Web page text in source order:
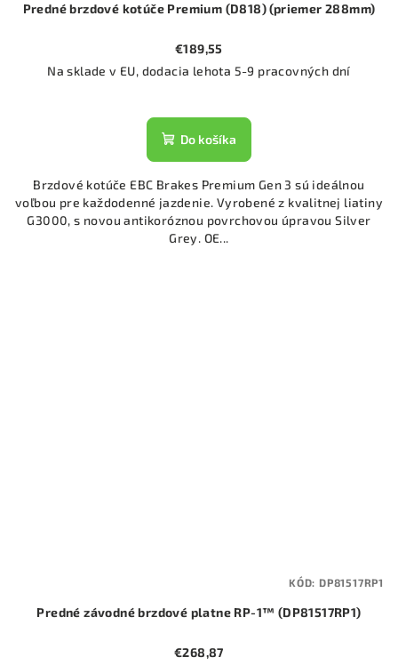
Predné brzdové kotúče Premium (D818) (priemer 288mm)
€189,55
Na sklade v EU, dodacia lehota 5-9 pracovných dní
Do košíka
Brzdové kotúče EBC Brakes Premium Gen 3 sú ideálnou
voľbou pre každodenné jazdenie. Vyrobené z kvalitnej liatiny
G3000, s novou antikoróznou povrchovou úpravou Silver
Grey. OE...
Predné závodné brzdové platne RP-1™ (DP81517RP1)
€268,87
KÓD: DP81517RP1